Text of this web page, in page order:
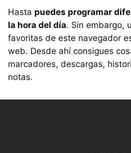
Hasta puedes programar
la hora del día. Sin embargo,
favoritas de este navegador
web. Desde ahí consigues
marcadores, descargas,
notas.